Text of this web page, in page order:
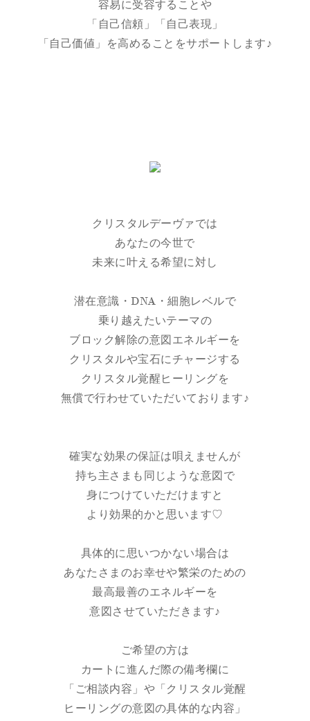
容易に受容することや
「自己信頼」「自己表現」
「自己価値」を高めることをサポートします♪
クリスタルデーヴァでは
あなたの今世で
未来に叶える希望に対し
潜在意識・DNA・細胞レベルで
乗り越えたいテーマの
ブロック解除の意図エネルギーを
クリスタルや宝石にチャージする
クリスタル覚醒ヒーリングを
無償で行わせていただいております♪
確実な効果の保証は唄えませんが
持ち主さまも同じような意図で
身につけていただけますと
より効果的かと思います♡
具体的に思いつかない場合は
あなたさまのお幸せや繁栄のための
最高最善のエネルギーを
意図させていただきます♪
ご希望の方は
カートに進んだ際の備考欄に
「ご相談内容」や「クリスタル覚醒
ヒーリングの意図の具体的な内容」